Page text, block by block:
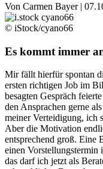
Von Carmen Bayer|
© iStock/cyano66
Es kommt immer
Mir fällt hierfür spontan
ersten richtigen Job im
besagten Gespräch
den Ansprachen gerne
meiner Verteidigung, ich
Aber die Motivation
entsprechend groß. Eine
einen Vorstellungstermin
das darf ich jetzt als